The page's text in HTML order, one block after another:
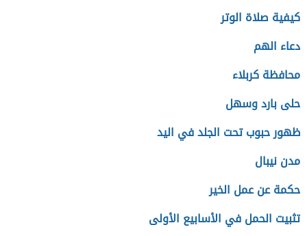
كيفية صلاة الوتر
دعاء الهم
محافظة كربلاء
حلى بارد وسهل
ظهور حبوب تحت الجلد في اليد
مدن نيبال
حكمة عن عمل الخير
تثبيت الحمل في الأسابيع الأولى